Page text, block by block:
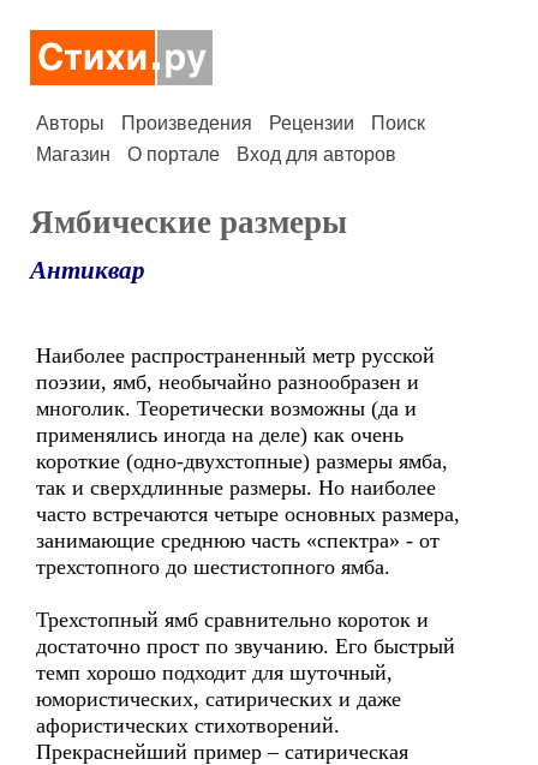
Авторы Произведения Рецензии
Поиск
Магазин
О портале Вход для авторов
Ямбические размеры
Антиквар
Наиболее распространенный метр русской
поэзии, ямб, необычайно разнообразен и
многолик. Теоретически возможны (да и
применялись иногда на деле) как очень
короткие (одно-двухстопные) размеры ямба,
так и сверхдлинные размеры. Но наиболее
часто встречаются четыре основных размера,
занимающие среднюю часть «спектра» - от
трехстопного до шестистопного ямба.
Трехстопный ямб сравнительно короток и
достаточно прост по звучанию. Его быстрый
темп хорошо подходит для шуточный,
юмористических, сатирических и даже
афористических стихотворений.
Прекраснейший пример – сатирическая